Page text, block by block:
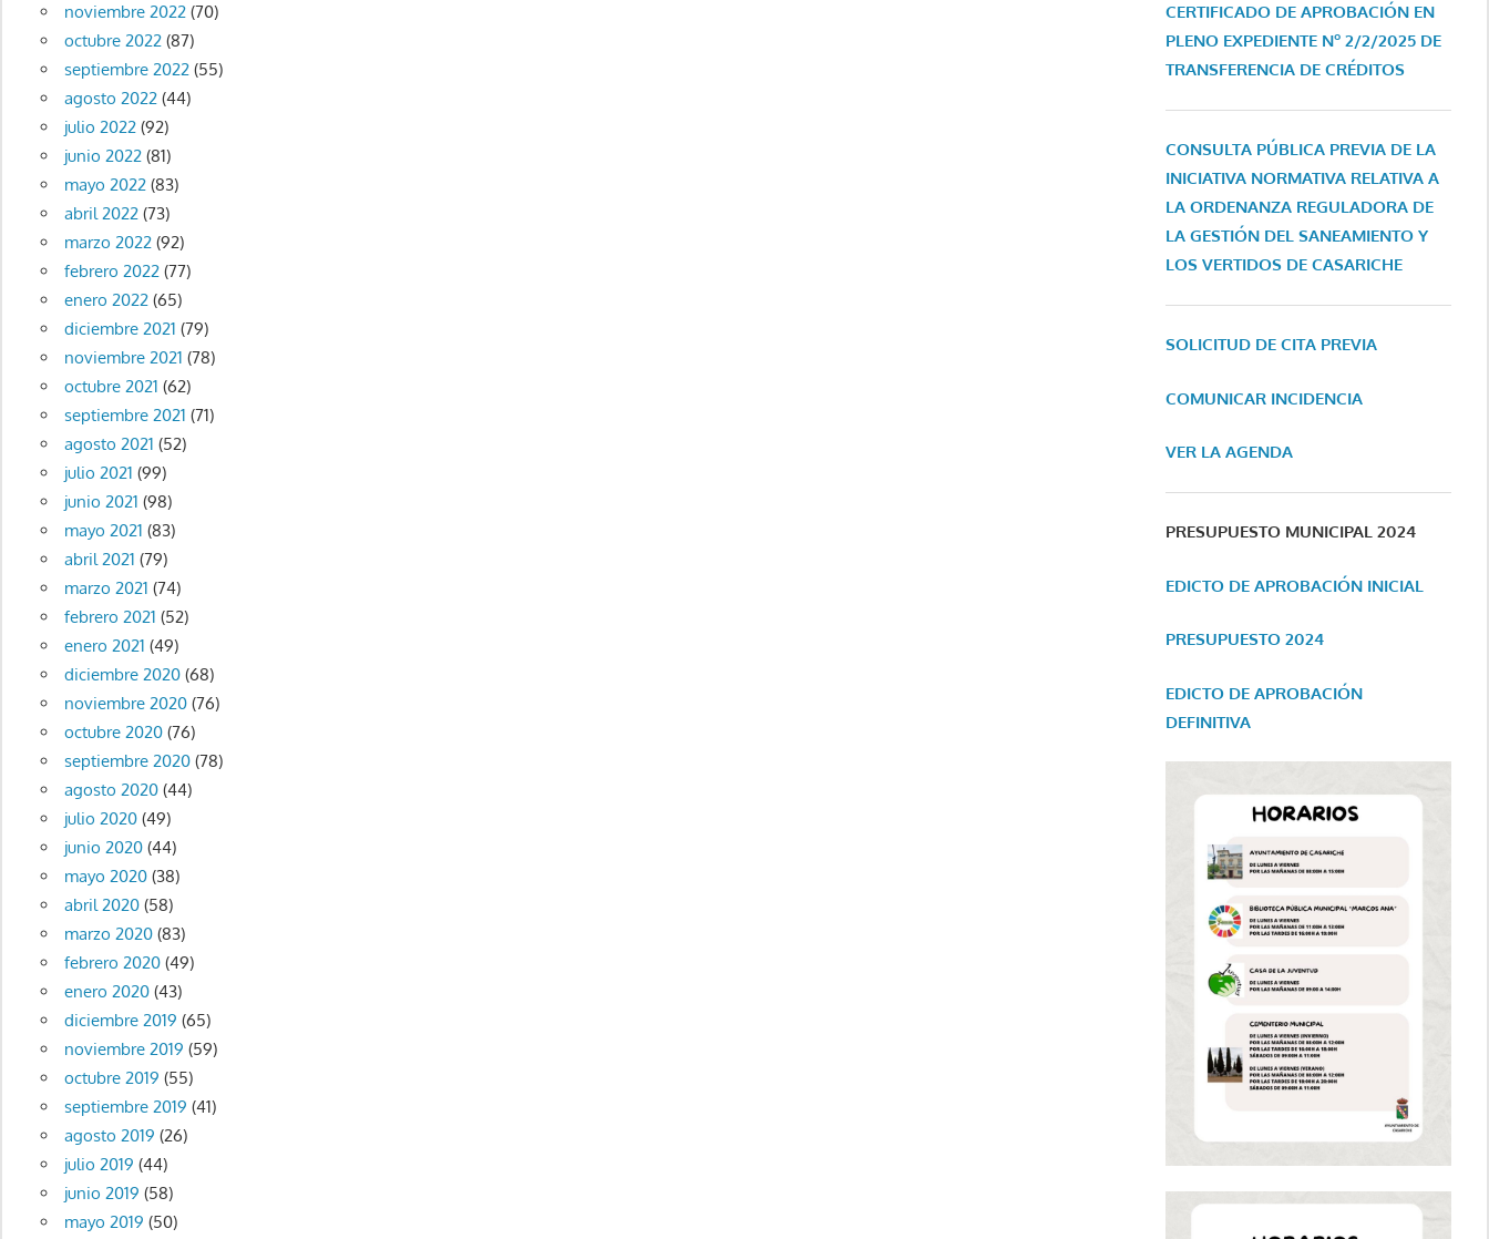
noviembre 2022(70)
octubre 2022(87)
septiembre 2022(55)
agosto 2022(44)
julio 2022(92)
junio 2022(81)
mayo 2022(83)
abril 2022(73)
marzo 2022(92)
febrero 2022(77)
enero 2022(65)
diciembre 2021 (79)
noviembre 2021 (78)
octubre 2021 (62)
septiembre 2021 (71)
agosto 2021 (52)
julio 2021 (99)
junio 2021 (98)
mayo 2021 (83)
abril 2021 (79)
marzo 2021 (74)
febrero 2021 (52)
enero 2021 (49)
diciembre 2020(68)
noviembre 2020(76)
octubre 2020(76)
septiembre 2020(78)
agosto 2020(44)
julio 2020(49)
junio 2020(44)
mayo 2020(38)
abril 2020(58)
marzo 2020(83)
febrero 2020(49)
enero 2020(43)
diciembre 2019 (65)
noviembre 2019 (59)
octubre 2019 (55)
septiembre 2019 (41)
agosto 2019 (26)
julio 2019 (44)
junio 2019 (58)
mayo 2019 (50)
CERTIFICADO DE APROBACIÓN EN
PLENO EXPEDIENTE Nº 2/2/2025 DE
TRANSFERENCIA DE CRÉDITOS
CONSULTA PÚBLICA PREVIA DE LA
INICIATIVA NORMATIVA RELATIVA A
LA ORDENANZA REGULADORA DE
LA GESTIÓN DEL SANEAMIENTO Y
LOS VERTIDOS DE CASARICHE
SOLICITUD DE CITA PREVIA
COMUNICAR INCIDENCIA
VER LA AGENDA
PRESUPUESTO MUNICIPAL 2024
EDICTO DE APROBACIÓN INICIAL
PRESUPUESTO 2024
EDICTO DE APROBACIÓN
DEFINITIVA